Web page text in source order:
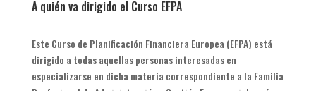
A quién va dirigido el Curso EFPA
Este Curso de Planificación Financiera Europea (EFPA) está
dirigido a todas aquellas personas interesadas en
especializarse en dicha materia correspondiente a la Familia